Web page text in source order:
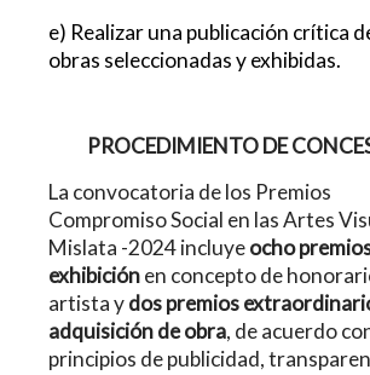
e) Realizar una publicación crítica
obras seleccionadas y exhibidas.
PROCEDIMIENTO DE
La convocatoria de los Premios
Compromiso Social en las Artes
Mislata -2024 incluyeocho
exhibiciónen concepto de
artista ydos premios
adquisición de obra, de acuerdo
principios de publicidad,